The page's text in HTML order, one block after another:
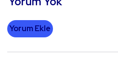
Yorum Ekle